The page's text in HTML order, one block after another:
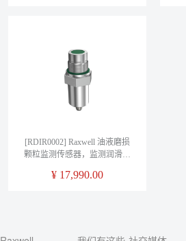
[RDIR0002] Raxwell 油液磨损
颗粒监测传感器，监测润滑油
装附件，RDIR0002， 1个/箱
¥ 17,990.00